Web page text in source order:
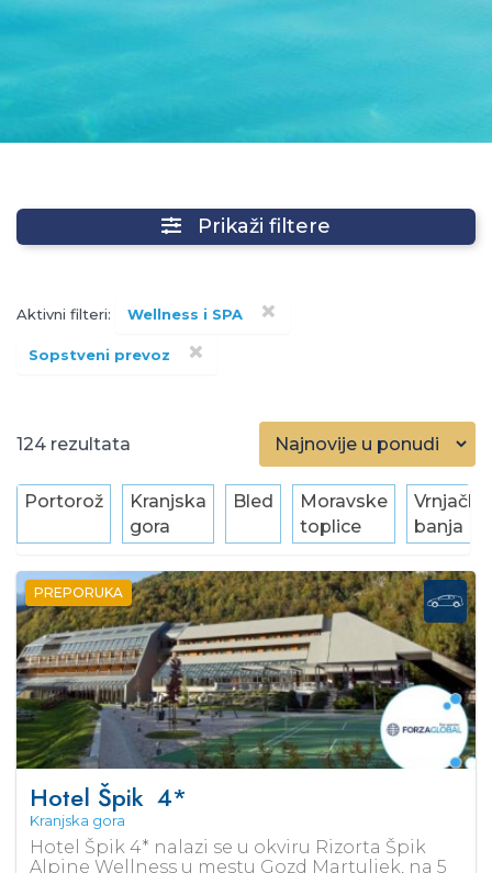
Prikaži filtere
Aktivni filteri: ×
Wellness i SPA
×
Sopstveni prevoz
124
Portorož
Kranjska
gora
Bled
Moravske
toplice
Vrnjačka
banja
PREPORUKA
Hotel Špik 4*
Kranjska gora
Hotel Špik 4* nalazi se u okviru Rizorta Špik
Alpine Wellness u mestu Gozd Martuljek, na 5